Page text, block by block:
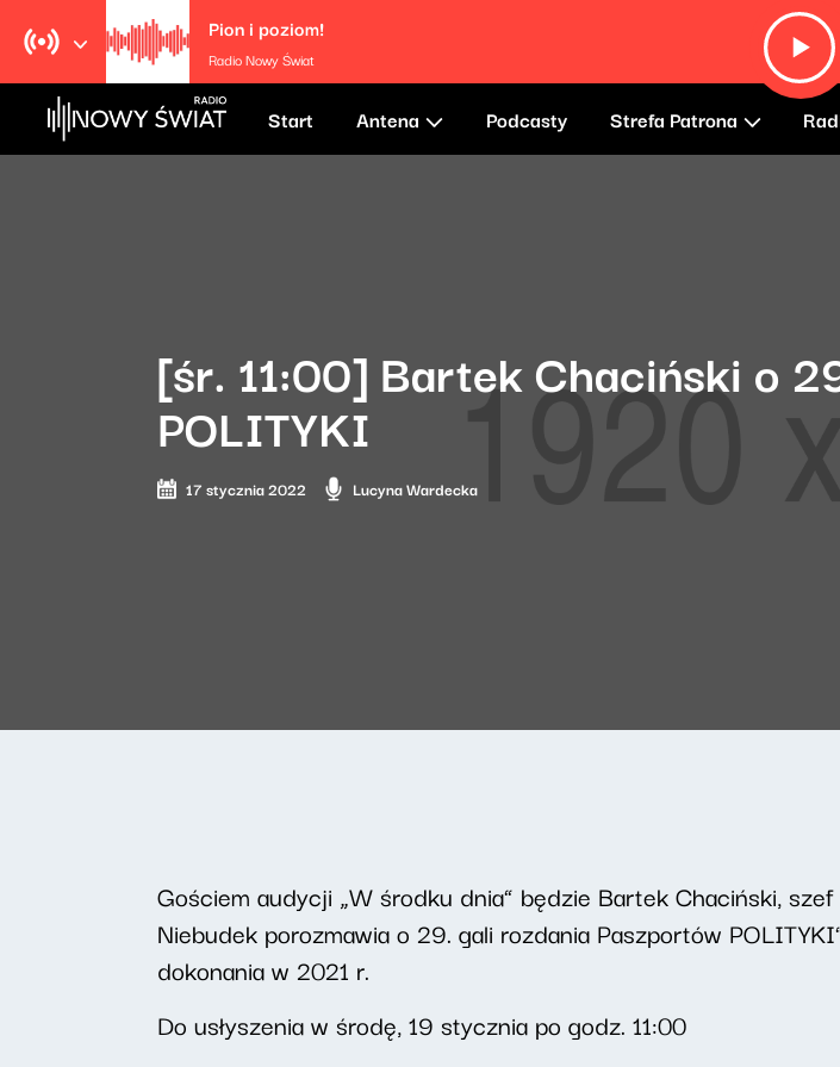
Pion i poziom!
Radio Nowy Świat
Start Antena Podcasty Strefa Patrona
[śr. 11:00] Bartek Chaciński o
POLITYKI
17 stycznia 2022 Lucyna Wardecka
Gościem audycji „W środku dnia” będzie Bartek Chaciński,
Niebudek porozmawia o 29. gali rozdania Paszportów
dokonania w 2021 r.
Do usłyszenia w środę, 19 stycznia po godz. 11:00